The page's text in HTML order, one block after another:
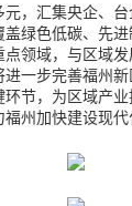
，汇集央企、
绿色低碳、先
领域，与区域
一步完善福州
节，为区域产
州加快建设现代